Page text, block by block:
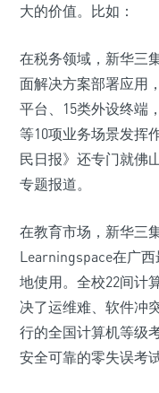
大的价值。比如：
在税务领域，新华三
面解决方案部署应用
平台、15类外设终端
等10项业务场景发挥
民日报》还专门就佛
专题报道。
在教育市场，新华三
Learningspace在广
地使用。全校22间计
决了运维难、软件冲
行的全国计算机等级
安全可靠的零失误考